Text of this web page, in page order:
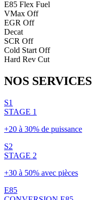
E85 Flex Fuel
VMax Off
EGR Off
Decat
SCR Off
Cold Start Off
Hard Rev Cut
NOS SERVICES
S1
STAGE 1
+20 à 30% de puissance
S2
STAGE 2
+30 à 50% avec pièces
E85